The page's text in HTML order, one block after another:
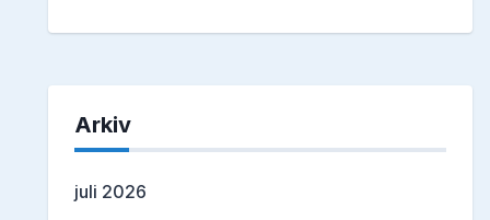
Arkiv
juli 2026